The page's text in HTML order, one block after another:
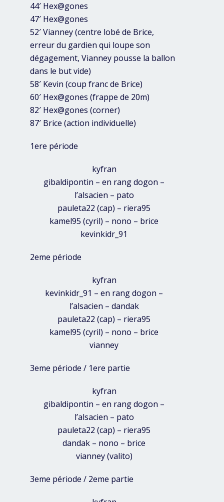
44′ Hex@gones
47′ Hex@gones
52′ Vianney (centre lobé de Brice,
erreur du gardien qui loupe son
dégagement, Vianney pousse la ballon
dans le but vide)
58′ Kevin (coup franc de Brice)
60′ Hex@gones (frappe de 20m)
82′ Hex@gones (corner)
87′ Brice (action individuelle)
1ere période
kyfran
gibaldipontin – en rang dogon –
l’alsacien – pato
pauleta22 (cap) – riera95
kamel95 (cyril) – nono – brice
kevinkidr_91
2eme période
kyfran
kevinkidr_91 – en rang dogon –
l’alsacien – dandak
pauleta22 (cap) – riera95
kamel95 (cyril) – nono – brice
vianney
3eme période / 1ere partie
kyfran
gibaldipontin – en rang dogon –
l’alsacien – pato
pauleta22 (cap) – riera95
dandak – nono – brice
vianney (valito)
3eme période / 2eme partie